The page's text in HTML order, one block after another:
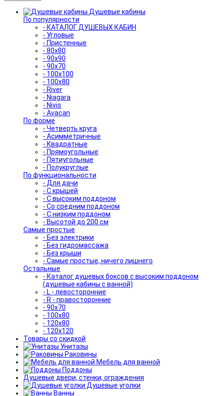
Душевые кабины
По популярности
- КАТАЛОГ ДУШЕВЫХ КАБИН
- Угловые
- Пристенные
- 80x80
- 90x90
- 90x70
- 100x100
- 100x80
- River
- Niagara
- Nivis
- Avacan
По форме
- Четверть круга
- Асимметричные
- Квадратные
- Прямоугольные
- Пятиугольные
- Полукруглые
По функциональности
- Для дачи
- С крышей
- С высоким поддоном
- Со средним поддоном
- С низким поддоном
- Высотой до 200 см
Самые простые
- Без электрики
- Без гидромассажа
- Без крыши
- Самые простые, ничего лишнего
Остальные
- Каталог душевых боксов с высоким поддоном
(душевые кабины с ванной)
- L - левосторонние
- R - правосторонние
- 90x70
- 100x80
- 120x80
- 120x120
Товары со скидкой
Унитазы
Раковины
Мебель для ванной
Поддоны
Душевые двери, стенки, ограждения
Душевые уголки
Ванны